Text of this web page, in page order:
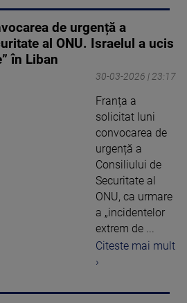
de urgență a
al ONU. Israelul a ucis
în Liban
30-03-2026 | 23:17
Franța a
solicitat luni
convocarea de
urgență a
Consiliului de
Securitate al
ONU, ca urmare
a „incidentelor
extrem de ...
Citeste mai mult
›